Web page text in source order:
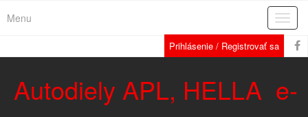
Menu
Prihlásenie / Registrovať sa
Autodiely APL, HELLA e-